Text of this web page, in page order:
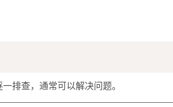
排查，通常可以解决问题。